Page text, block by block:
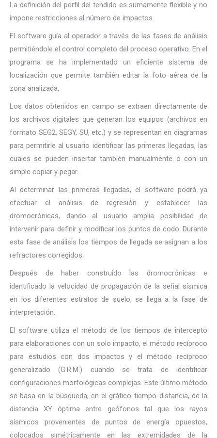
La definición del perfil del tendido es sumamente flexible y no
impone restricciones al número de impactos.
El software guía al operador a través de las fases de análisis
permitiéndole el control completo del proceso operativo. En el
programa se ha implementado un eficiente sistema de
localización que permite también editar la foto aérea de la
zona analizada.
Los datos obtenidos en campo se extraen directamente de
los archivos digitales que generan los equipos (archivos en
formato SEG2, SEGY, SU, etc.) y se representan en diagramas
para permitirle al usuario identificar las primeras llegadas, las
cuales se pueden insertar también manualmente o con un
simple copiar y pegar.
Al determinar las primeras llegadas, el software podrá ya
efectuar el análisis de regresión y establecer las
dromocrónicas, dando al usuario amplia posibilidad de
intervenir para definir y modificar los puntos de codo. Durante
esta fase de análisis los tiempos de llegada se asignan a los
refractores corregidos.
Después de haber construido las dromocrónicas e
identificado la velocidad de propagación de la señal sísmica
en los diferentes estratos de suelo, se llega a la fase de
interpretación.
El software utiliza el método de los tiempos de intercepto
para elaboraciones con un solo impacto, el método recíproco
para estudios con dos impactos y el método recíproco
generalizado (G.R.M.) cuando se trata de identificar
configuraciones morfológicas complejas. Este último método
se basa en la búsqueda, en el gráfico tiempo-distancia, de la
distancia XY óptima entre geófonos tal que los rayos
sísmicos provenientes de puntos de energía opuestos,
colocados simétricamente en las extremidades de la